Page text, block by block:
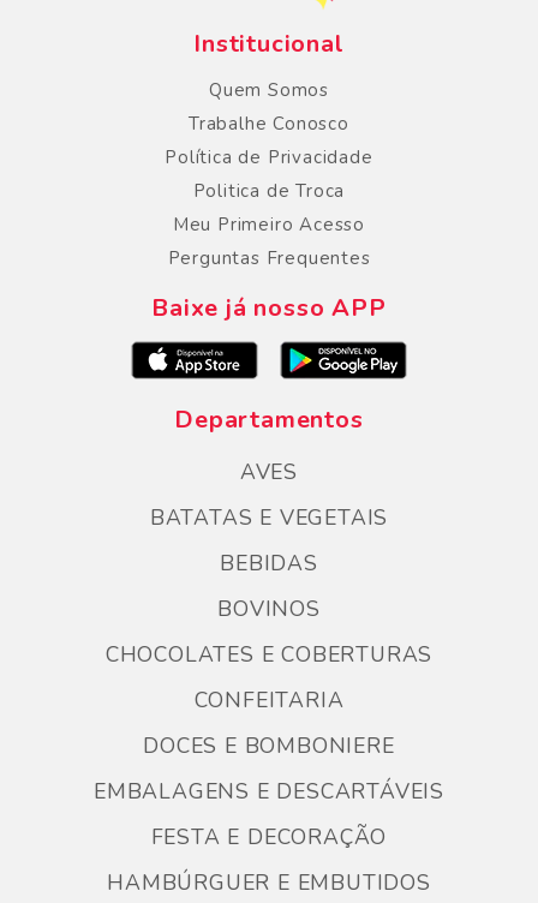
Institucional
Quem Somos
Trabalhe Conosco
Política de Privacidade
Politica de Troca
Meu Primeiro Acesso
Perguntas Frequentes
Baixe já nosso APP
Departamentos
AVES
BATATAS E VEGETAIS
BEBIDAS
BOVINOS
CHOCOLATES E COBERTURAS
CONFEITARIA
DOCES E BOMBONIERE
EMBALAGENS E DESCARTÁVEIS
FESTA E DECORAÇÃO
HAMBÚRGUER E EMBUTIDOS